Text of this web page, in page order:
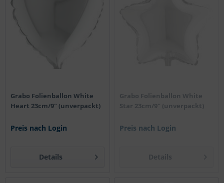
Grabo Folienballon White
Heart 23cm/9" (unverpackt)
Preis nach Login
Details
Grabo Folienballon White
Star 23cm/9" (unverpackt)
Preis nach Login